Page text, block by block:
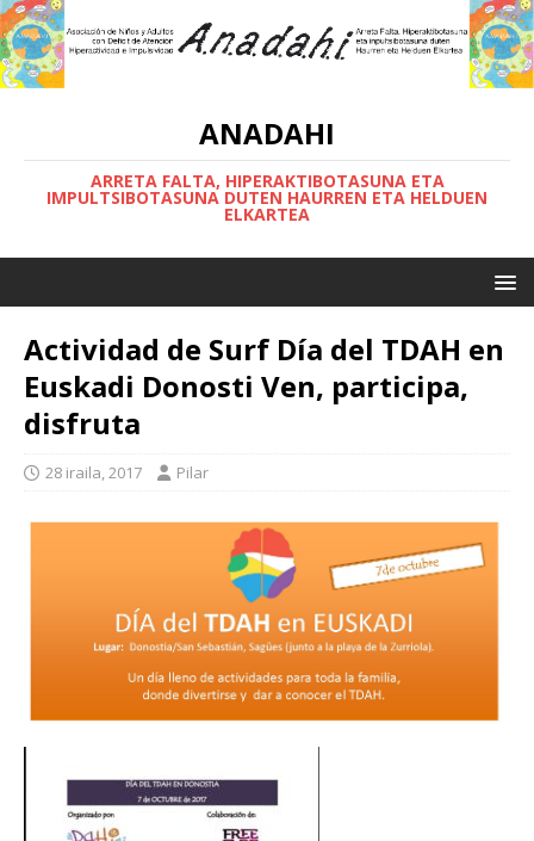
ANADAHI
ARRETA FALTA, HIPERAKTIBOTASUNA ETA
IMPULTSIBOTASUNA DUTEN HAURREN ETA HELDUEN
ELKARTEA
Actividad de Surf Día del TDAH en
Euskadi Donosti Ven, participa,
disfruta
28 iraila, 2017 Pilar